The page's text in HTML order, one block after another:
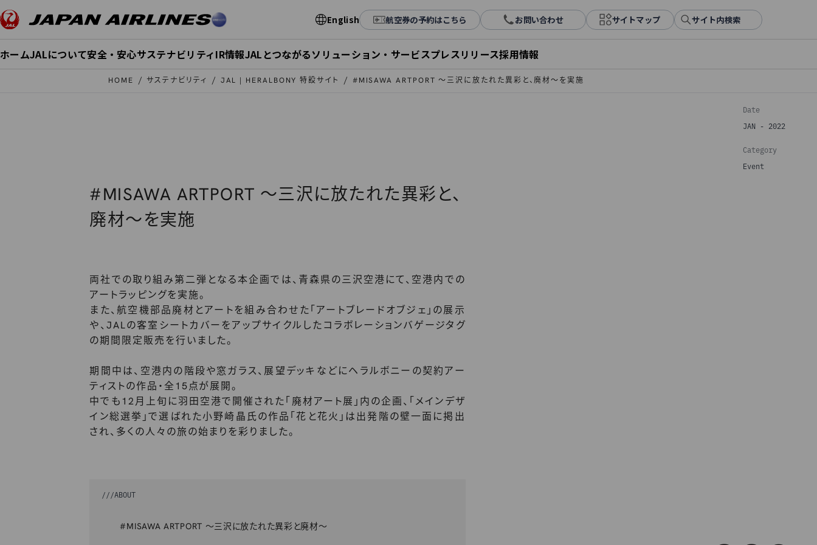
このページの本文へ移動
English 航空券の予約はこちら お問い合わせ サイトマップ サイト内検索
ホームJALについて安全・安心サステナビリティIR情報JALとつながるソリューション・サービスプレスリリース採用情報
HOME サステナビリティ JAL | HERALBONY 特設サイト #MISAWA ARTPORT ～三沢に放たれた異彩と、廃材～を実施
Date
JAN - 2022
Category
Event
#MISAWA ARTPORT ～三沢に放たれた異彩と、
廃材～を実施
両社での取り組み第二弾となる本企画では、青森県の三沢空港にて、空港内での
アートラッピングを実施。
また、航空機部品廃材とアートを組み合わせた「アートブレードオブジェ」の展示
や、JALの客室シートカバーをアップサイクルしたコラボレーションバゲージタグ
の期間限定販売を行いました。
期間中は、空港内の階段や窓ガラス、展望デッキなどにヘラルボニーの契約アー
ティストの作品・全15点が展開。
中でも12月上旬に羽田空港で開催された「廃材アート展」内の企画、「メインデザ
イン総選挙」で選ばれた小野崎晶氏の作品「花と花火」は出発階の壁一面に掲出
され、多くの人々の旅の始まりを彩りました。
///ABOUT
#MISAWA ARTPORT 〜三沢に放たれた異彩と廃材〜